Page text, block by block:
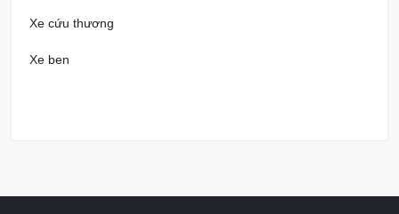
Xe cứu thương
Xe ben